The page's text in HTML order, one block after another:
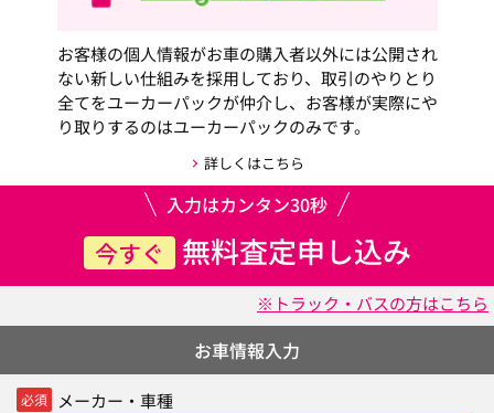
お客様の個人情報がお車の購入者以外には公開され
ない新しい仕組みを採用しており、取引のやりとり
全てをユーカーパックが仲介し、お客様が実際にや
り取りするのはユーカーパックのみです。
詳しくはこちら
入力はカンタン30秒
今すぐ 無料査定申し込み
※トラック・バスの方はこちら
お車情報入力
必須 メーカー・車種